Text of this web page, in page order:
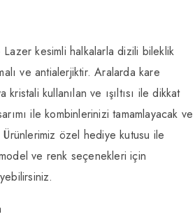
kesimli halkalarla dizili bileklik
ve antialerjiktir. Aralarda kare
kullanılan ve ışıltısı ile dikkat
ile kombinlerinizi tamamlayacak ve
özel hediye kutusu ile
ve renk seçenekleri için